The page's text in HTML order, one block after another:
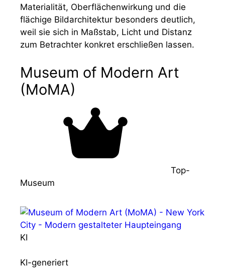
Materialität, Oberflächenwirkung und die
flächige Bildarchitektur besonders deutlich,
weil sie sich in Maßstab, Licht und Distanz
zum Betrachter konkret erschließen lassen.
Museum of Modern Art
(MoMA)
Top-
Museum
KI
KI-generiert